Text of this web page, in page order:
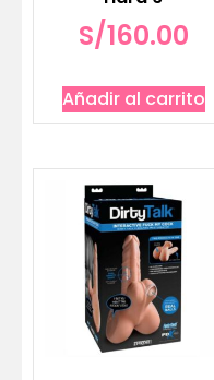
S/160.00
Añadir al carrito